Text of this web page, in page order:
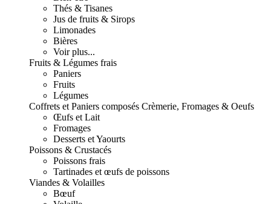
Thés & Tisanes
Jus de fruits & Sirops
Limonades
Bières
Voir plus...
Fruits & Légumes frais
Paniers
Fruits
Légumes
Coffrets et Paniers composés Crèmerie, Fromages & Oeufs
Œufs et Lait
Fromages
Desserts et Yaourts
Poissons & Crustacés
Poissons frais
Tartinades et œufs de poissons
Viandes & Volailles
Bœuf